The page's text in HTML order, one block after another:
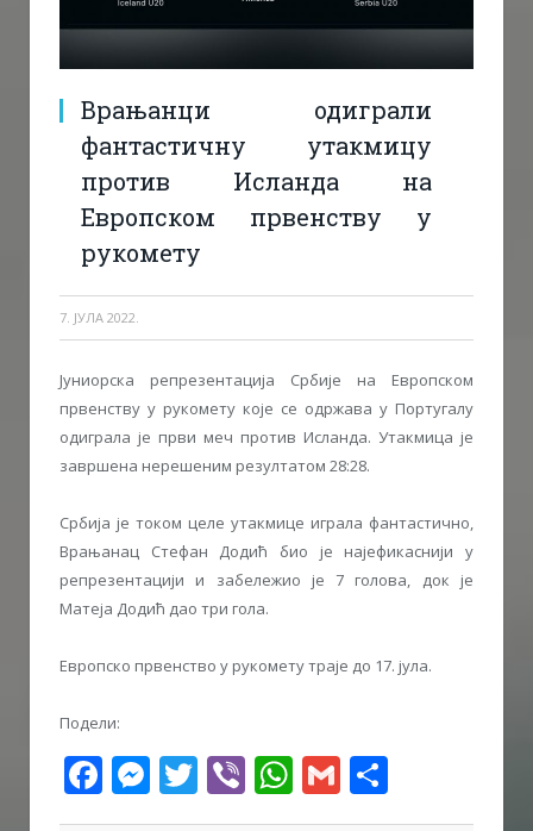
Врањанци одиграли
фантастичну утакмицу
против Исланда на
Европском првенству у
рукомету
7. ЈУЛА 2022.
Јуниорска репрезентација Србије на Европском
првенству у рукомету које се одржава у Португалу
одиграла је први меч против Исланда. Утакмица је
завршена нерешеним резултатом 28:28.
Србија је током целе утакмице играла фантастично,
Врањанац Стефан Додић био је најефикаснији у
репрезентацији и забележио је 7 голова, док је
Матеја Додић дао три гола.
Европско првенство у рукомету траје до 17. јула.
Подели:
Facebook
Messenger
Twitter
ViberWhatsApp
Gmail